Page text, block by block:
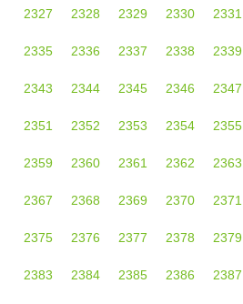
2327 2328 2329 2330 2331
2335 2336 2337 2338 2339
2343 2344 2345 2346 2347
2351 2352 2353 2354 2355
2359 2360 2361 2362 2363
2367 2368 2369 2370 2371
2375 2376 2377 2378 2379
2383 2384 2385 2386 2387